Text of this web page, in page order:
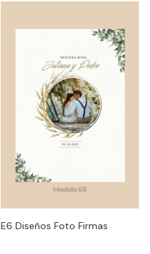
E6 Diseños Foto Firmas